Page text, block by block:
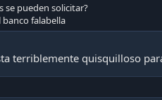
se pueden solicitar?
falabella
terriblemente quisquilloso